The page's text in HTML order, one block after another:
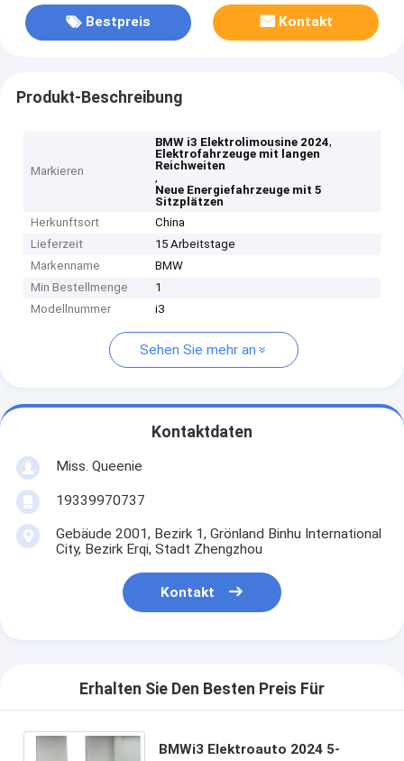
Bestpreis Kontakt
Produkt-Beschreibung
Markieren
BMW i3 Elektrolimousine 2024,
Elektrofahrzeuge mit langen
Reichweiten
,
Neue Energiefahrzeuge mit 5
Sitzplätzen
Herkunftsort
China
Lieferzeit
15 Arbeitstage
Markenname
BMW
Min Bestellmenge
1
Modellnummer
i3
Sehen Sie mehr an
Kontaktdaten
Miss. Queenie
19339970737
Gebäude 2001, Bezirk 1, Grönland Binhu International
City, Bezirk Erqi, Stadt Zhengzhou
Kontakt
Erhalten Sie Den Besten Preis Für
BMWi3 Elektroauto 2024 5-